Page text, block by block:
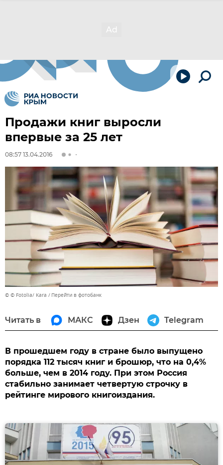
Продажи книг выросли
впервые за 25 лет
08:57 13.04.2016
© © Fotolia/ Kara Перейти в фотобанк
Читать в МАКС Дзен Telegram
В прошедшем году в стране было выпущено
порядка 112 тысяч книг и брошюр, что на 0,4%
больше, чем в 2014 году. При этом Россия
стабильно занимает четвертую строчку в
рейтинге мирового книгоиздания.